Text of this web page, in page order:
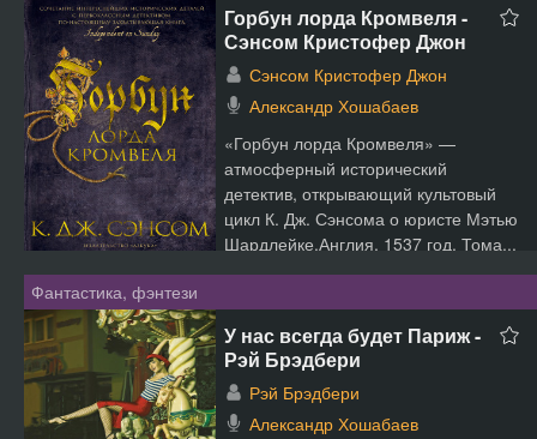
Горбун лорда Кромвеля -
Сэнсом Кристофер Джон
Сэнсом Кристофер Джон
Александр Хошабаев
«Горбун лорда Кромвеля» —
атмосферный исторический
детектив, открывающий культовый
цикл К. Дж. Сэнсома о юристе Мэтью
Шардлейке.Англия, 1537 год. Тома...
Фантастика, фэнтези
У нас всегда будет Париж -
Рэй Брэдбери
Рэй Брэдбери
Александр Хошабаев